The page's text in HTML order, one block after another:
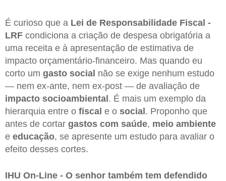
É curioso que a Lei de Responsabilidade Fiscal -
LRF condiciona a criação de despesa obrigatória a
uma receita e à apresentação de estimativa de
impacto orçamentário-financeiro. Mas quando eu
corto um gasto social não se exige nenhum estudo
— nem ex-ante, nem ex-post — de avaliação de
impacto socioambiental . É mais um exemplo da
hierarquia entre o fiscal e o social . Proponho que
antes de cortar gastos com saúde, meio ambiente
e educação, se apresente um estudo para avaliar o
efeito desses cortes.
IHU On-Line - O senhor também tem defendido